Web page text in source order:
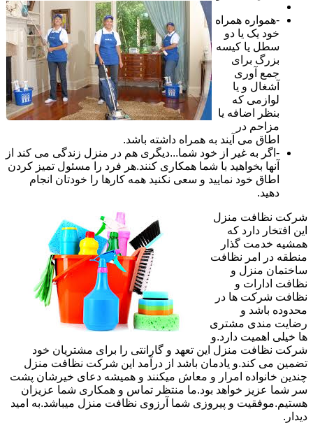
-همواره همراه
خود یک یا دو
سطل یا کیسه
بزرگ برای
جمع آوری
آشغال و یا
لوازمی که
بنظر اضافه یا
مزاحم در
اطاق می آیند به همراه داشته باشد.
-اگر به غیر از خود شما...دیگری هم در منزل زندگی می کند از
آنها بخواهید با شما همکاری کنند.هر فرد را مسئول تمیز کردن
اطاق خود نمایید و سعی نکنید همه کارها را خودتان انجام
دهید.
شرکت نظافت منزل
این افتخار دارد که
همشیه خدمت گذار
منطقه در امر نظافت
ساختمان منزل و
نظافت ادارات و
نظافت شرکت ها در
محدوده باشد و
رضایت مندی مشتری
ها خیلی اهمیت دارد.و
شرکت نظافت منزل این تعهد و گارانتی را برای مشتریان خود
تضمین می کند.و یادمان باشد از درآمد این شرکت نظافت منزل
چندین خانواده امرار و معاش میکنند و همیشه دعای خیرشان پشت
سر شما عزیز خواهد بود.ما منتظر تماس و همکاری شما عزیزان
هستیم.موفقیت و پیروزی شما آرزوی نظافت منزل میباشد.به امید
دیدار.